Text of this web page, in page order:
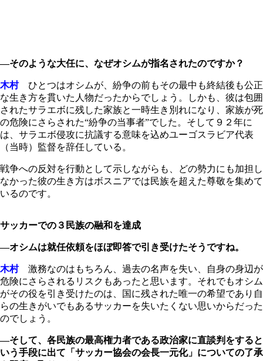
―そのような大任に、なぜオシムが指名されたのですか？
木村ひとつはオシムが、紛争の前もその最中も終結後も公正
な生き方を貫いた人物だったからでしょう。しかも、彼は包囲
されたサラエボに残した家族と一時生き別れになり、家族が死
の危険にさらされた“紛争の当事者”でした。そして９２年に
は、サラエボ侵攻に抗議する意味を込めユーゴスラビア代表
（当時）監督を辞任している。
戦争への反対を行動として示しながらも、どの勢力にも加担し
なかった彼の生き方はボスニアでは民族を超えた尊敬を集めて
いるのです。
サッカーでの３民族の融和を達成
―オシムは就任依頼をほぼ即答で引き受けたそうですね。
木村激務なのはもちろん、過去の名声を失い、自身の身辺が
危険にさらされるリスクもあったと思います。それでもオシム
がその役を引き受けたのは、国に残された唯一の希望であり自
らの生きがいでもあるサッカーを失いたくない思いからだった
のでしょう。
―そして、各民族の最高権力者である政治家に直談判をすると
いう手段に出て「サッカー協会の会長一元化」についての了承